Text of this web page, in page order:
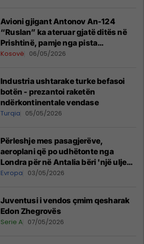
Avioni gjigant Antonov An-124
“Ruslan” ka ateruar gjatë ditës në
Prishtinë, pamje nga pista
publikohen edhe në rrjete sociale
Kosovë 06/05/2026
Industria ushtarake turke befasoi
botën - prezantoi raketën
ndërkontinentale vendase
Turqia 05/05/2026
Përleshje mes pasagjerëve,
aeroplani që po udhëtonte nga
Londra për në Antalia bëri 'një ulje
emergjente' në Prishtinë
Evropa 03/05/2026
Juventusi i vendos çmim qesharak
Edon Zhegrovës
Serie A 07/05/2026